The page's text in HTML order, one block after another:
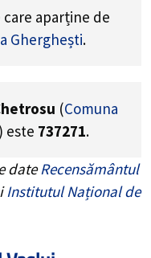
aparține de
Gherghești.
(Comuna
) este 737271.
dateRecensământul
Institutul Național de